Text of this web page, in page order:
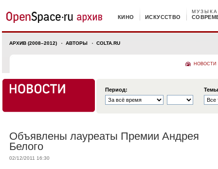
КИНО ИСКУССТВО
МУЗЫКА
АРХИВ (2008–2012) АВТОРЫ COLTA.RU
НОВОСТИ
Период:
Объявлены лауреаты Премии Андрея
Белого
02/12/2011 16:30